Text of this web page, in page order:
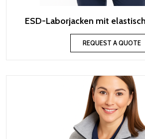
ESD-Laborjacken mit
REQUEST A QUOTE